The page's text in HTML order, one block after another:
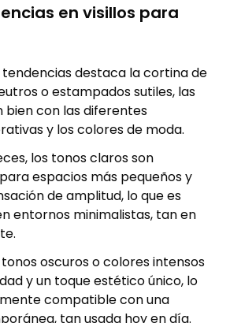
en visillos para
destaca la cortina de
o estampados sutiles, las
bien con las diferentes
y los colores de moda.
los tonos claros son
espacios más pequeños y
de amplitud, lo que es
entornos minimalistas, tan en
oscuros o colores intensos
y un toque estético único, lo
compatible con una
tan usada hoy en día.